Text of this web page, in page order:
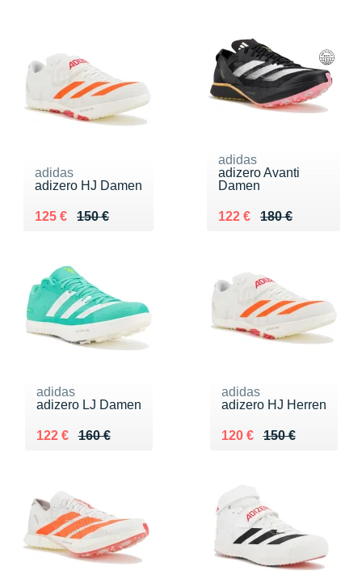
adidas
adizero HJ Damen
150 €
Au lieu de 150 €
125 €
Vendu 125 €
adidas
adizero Avanti
Damen
180 €
Au lieu de 180 €
122 €
Vendu 122 €
adidas
adizero LJ Damen
160 €
Au lieu de 160 €
122 €
Vendu 122 €
adidas
adizero HJ Herren
150 €
Au lieu de 150 €
120 €
Vendu 120 €